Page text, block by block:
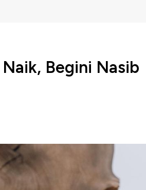
Begini Nasib